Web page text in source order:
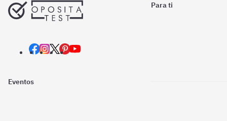
Para ti
Eventos